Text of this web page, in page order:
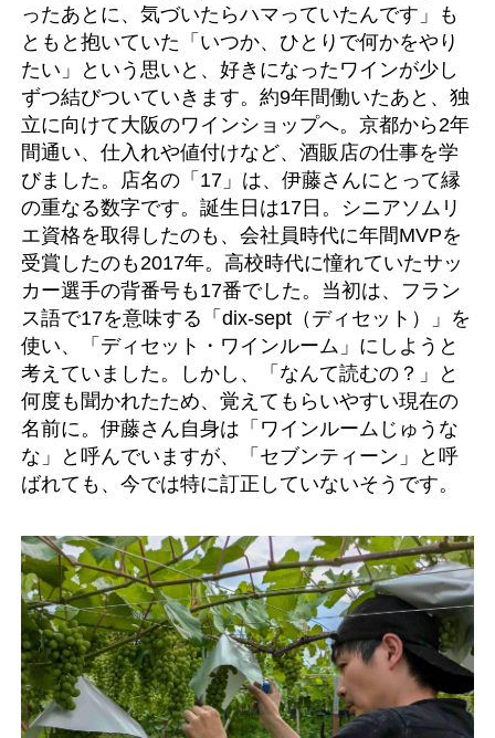
ったあとに、気づいたらハマっていたんです」も
ともと抱いていた「いつか、ひとりで何かをやり
たい」という思いと、好きになったワインが少し
ずつ結びついていきます。約9年間働いたあと、独
立に向けて大阪のワインショップへ。京都から2年
間通い、仕入れや値付けなど、酒販店の仕事を学
びました。店名の「17」は、伊藤さんにとって縁
の重なる数字です。誕生日は17日。シニアソムリ
エ資格を取得したのも、会社員時代に年間MVPを
受賞したのも2017年。高校時代に憧れていたサッ
カー選手の背番号も17番でした。当初は、フラン
ス語で17を意味する「dix-sept（ディセット）」を
使い、「ディセット・ワインルーム」にしようと
考えていました。しかし、「なんて読むの？」と
何度も聞かれたため、覚えてもらいやすい現在の
名前に。伊藤さん自身は「ワインルームじゅうな
な」と呼んでいますが、「セブンティーン」と呼
ばれても、今では特に訂正していないそうです。